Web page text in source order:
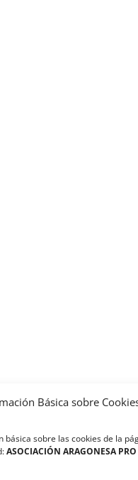
Básica sobre
básica sobre las cookies de la
ASOCIACIÓN ARAGONESA